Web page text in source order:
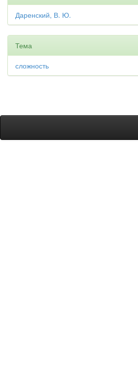
Даренский, В. Ю.
Тема
сложность